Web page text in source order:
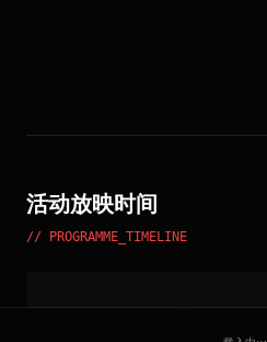
活动放映时间
// PROGRAMME_TIMELINE